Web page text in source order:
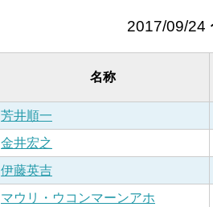
2017/09/24
名称
芳井順一
金井宏之
伊藤英吉
マウリ・ウコンマーンアホ